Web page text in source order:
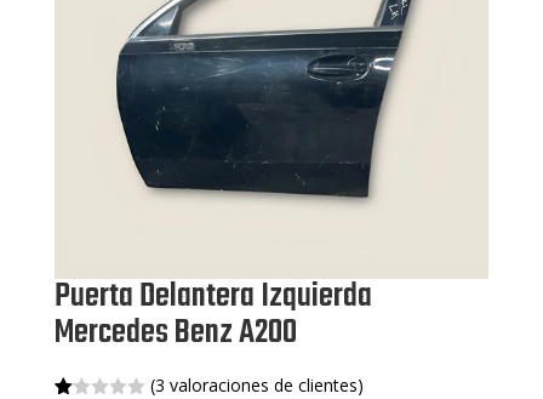
Puerta Delantera Izquierda
Mercedes Benz A200
(3 valoraciones de clientes)